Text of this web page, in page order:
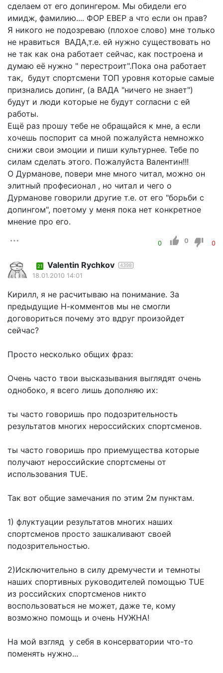
сделаем от его допингером. Мы обидели его
имидж, фамилию.... ФОР ЕВЕР а что если он прав?
Я никого не подозреваю (плохое слово) мне только
не нравиться ВАДА,т.е. ей нужно существовать но
не так как она работает сейчас, как построена и
думаю её нужно " перестроит".Пока она работает
так, будут спортсмени ТОП уровня которые самые
признались допинг, (а ВАДА "ничего не знает")
будут и люди которые не будут согласни с ей
работы.
Ещё раз прошу тебе не обращайся к мне, а если
хочешь поспорит са мной пожалуйста немножко
снижи свои эмоции и пиши культурнее. Тебе по
силам сделать этого. Пожалуйста Валентин!!!
О Дурманове, повери мне много читал, можно он
элитный професионал , но читал и чего о
Дурманове говорили другие т.е. от его "борьби с
допингом", поетому у меня пока нет конкретное
мнение про его.
0 0 0
21 Valentin Rychkov 4398
18.01.2010 14:01
Кирилл, я не расчитываю на понимание. За
предыдущие Н-комментов мы не смогли
договориться почему это вдруг произойдет
сейчас?
Просто несколько общих фраз:
Очень часто твои высказывания выглядят очень
однобоко, я всего лишь дополняю их:
ты часто говоришь про подозрительность
результатов многих нероссийских спортсменов.
ты часто говоришь про приемущества которые
получают нероссийские спортсмены от
использования TUE.
Так вот общие замечания по этим 2м пунктам.
1) флуктуации результатов многих наших
спортсменов просто зашкаливают своей
подозрительностью.
2)Исключительно в силу дремучести и темноты
наших спортивных руководителей помощью TUE
из российских спортсменов никто
воспользоваться не может, даже те, кому
возможно помощь и очень НУЖНА!
На мой взгляд у себя в консерватории что-то
поменять нужно...